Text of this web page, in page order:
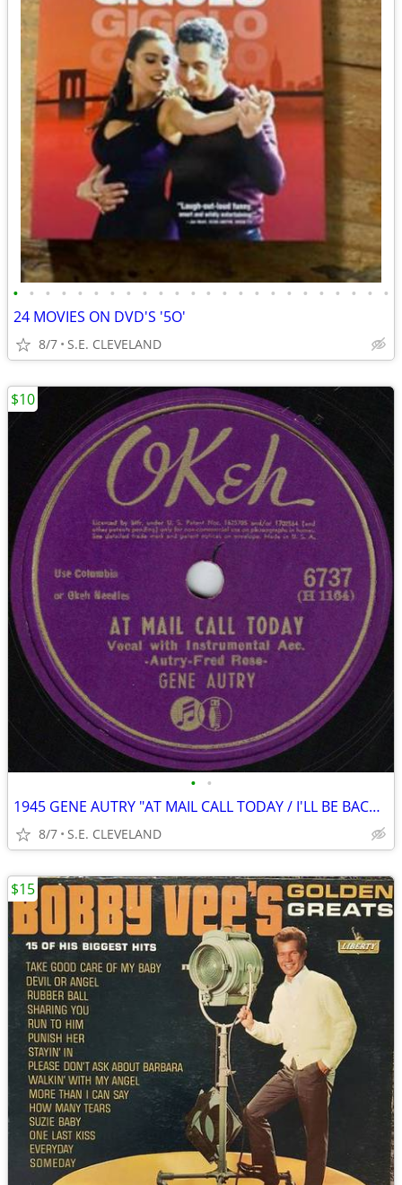
• • • • • • • • • • • • • • • • • • • • • • • •
24 MOVIES ON DVD'S '5O'
8/7 S.E. CLEVELAND
• •
1945 GENE AUTRY "AT MAIL CALL TODAY / I'LL BE BACK" 78 rpm RECORD
8/7 S.E. CLEVELAND
$10
$15